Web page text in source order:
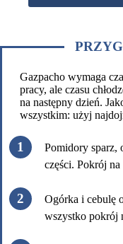
Gazpacho wymaga
pracy, ale czasu
na następny dzień.
wszystkim: użyj
Pomidory sparz,
części. Pokrój na
Ogórka i cebulę
wszystko pokrój